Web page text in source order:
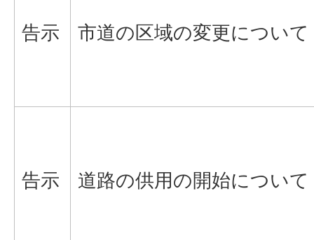
告示 市道の区域の変更について
告示 道路の供用の開始について